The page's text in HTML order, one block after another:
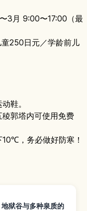
3月 9:00〜17:00（最
250日元／学龄前儿
鞋。
郭塔内可使用免费
10℃，务必做好防寒！
狱谷与多种泉质的